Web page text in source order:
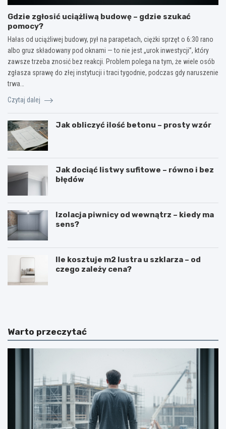
Gdzie zgłosić uciążliwą budowę – gdzie szukać
pomocy?
Hałas od uciążliwej budowy, pył na parapetach, ciężki sprzęt o 6:30 rano
albo gruz składowany pod oknami — to nie jest „urok inwestycji”, który
zawsze trzeba znosić bez reakcji. Problem polega na tym, że wiele osób
zgłasza sprawę do złej instytucji i traci tygodnie, podczas gdy naruszenie
trwa…
Czytaj dalej
Jak obliczyć ilość betonu – prosty wzór
Jak dociąć listwy sufitowe – równo i bez
błędów
Izolacja piwnicy od wewnątrz – kiedy ma
sens?
Ile kosztuje m2 lustra u szklarza – od
czego zależy cena?
N
d
a
n
B
a
b
a
Warto przeczytać